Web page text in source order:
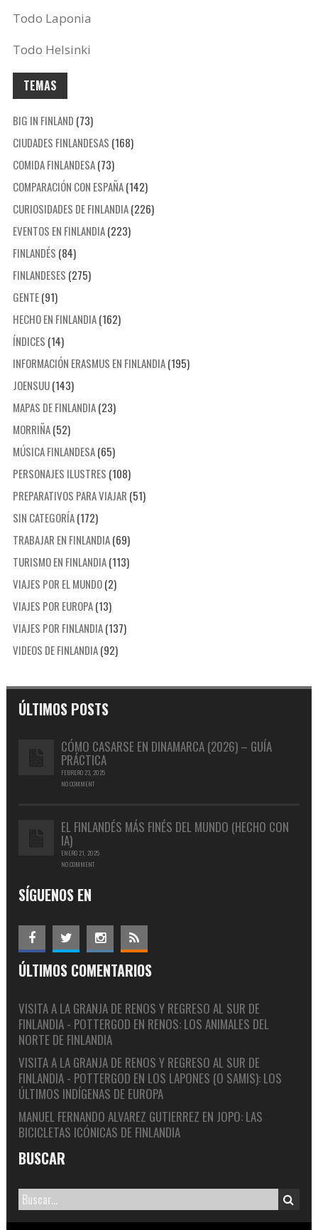
Todo Laponia
Todo Helsinki
TEMAS
BIG IN FINLAND (73)
CIUDADES FINLANDESAS (168)
COMIDA FINLANDESA(73)
COMPARACIÓN CON ESPAÑA(142)
CURIOSIDADES DE FINLANDIA(226)
EVENTOS EN FINLANDIA(223)
FINLANDÉS (84)
FINLANDESES (275)
GENTE(91)
HECHO EN FINLANDIA(162)
ÍNDICES (14)
INFORMACIÓN ERASMUS EN FINLANDIA(195)
JOENSUU(143)
MAPAS DE FINLANDIA(23)
MORRIÑA(52)
MÚSICA FINLANDESA(65)
PERSONAJES ILUSTRES (108)
PREPARATIVOS PARA VIAJAR (51)
SIN CATEGORÍA(172)
TRABAJAR EN FINLANDIA(69)
TURISMO EN FINLANDIA(113)
VIAJES POR EL MUNDO(2)
VIAJES POR EUROPA(13)
VIAJES POR FINLANDIA(137)
VIDEOS DE FINLANDIA(92)
ÚLTIMOS POSTS
CÓMO CASARSE EN DINAMARCA (2026) – GUÍA
PRÁCTICA
FEBRERO 23, 2025
NO COMMENT
EL FINLANDÉS MÁS FINÉS DEL MUNDO (HECHO CON
IA)
ENERO 21, 2025
NO COMMENT
SÍGUENOS EN
ÚLTIMOS COMENTARIOS
VISITA A LA GRANJA DE RENOS Y REGRESO AL SUR DE
FINLANDIA - POTTERGOD EN RENOS: LOS ANIMALES DEL
NORTE DE FINLANDIA
VISITA A LA GRANJA DE RENOS Y REGRESO AL SUR DE
FINLANDIA - POTTERGOD EN LOS LAPONES (O SAMIS): LOS
ÚLTIMOS INDÍGENAS DE EUROPA
MANUEL FERNANDO ALVAREZ GUTIERREZ EN JOPO: LAS
BICICLETAS ICÓNICAS DE FINLANDIA
BUSCAR